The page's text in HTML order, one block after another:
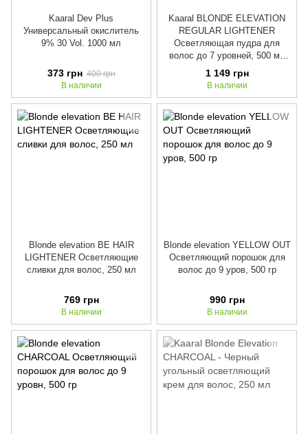
Kaaral Dev Plus
Универсальный окислитель
9% 30 Vol. 1000 мл
373 грн 400 грн
В наличии
Kaaral BLONDE ELEVATION
REGULAR LIGHTENER
Осветляющая пудра для
волос до 7 уровней, 500 мл
(ПАК)
1 149 грн
В наличии
Blonde elevation BE HAIR
LIGHTENER Осветляющие
сливки для волос, 250 мл
769 грн
В наличии
Blonde elevation YELLOW OUT
Осветляющий порошок для
волос до 9 уров, 500 гр
990 грн
В наличии